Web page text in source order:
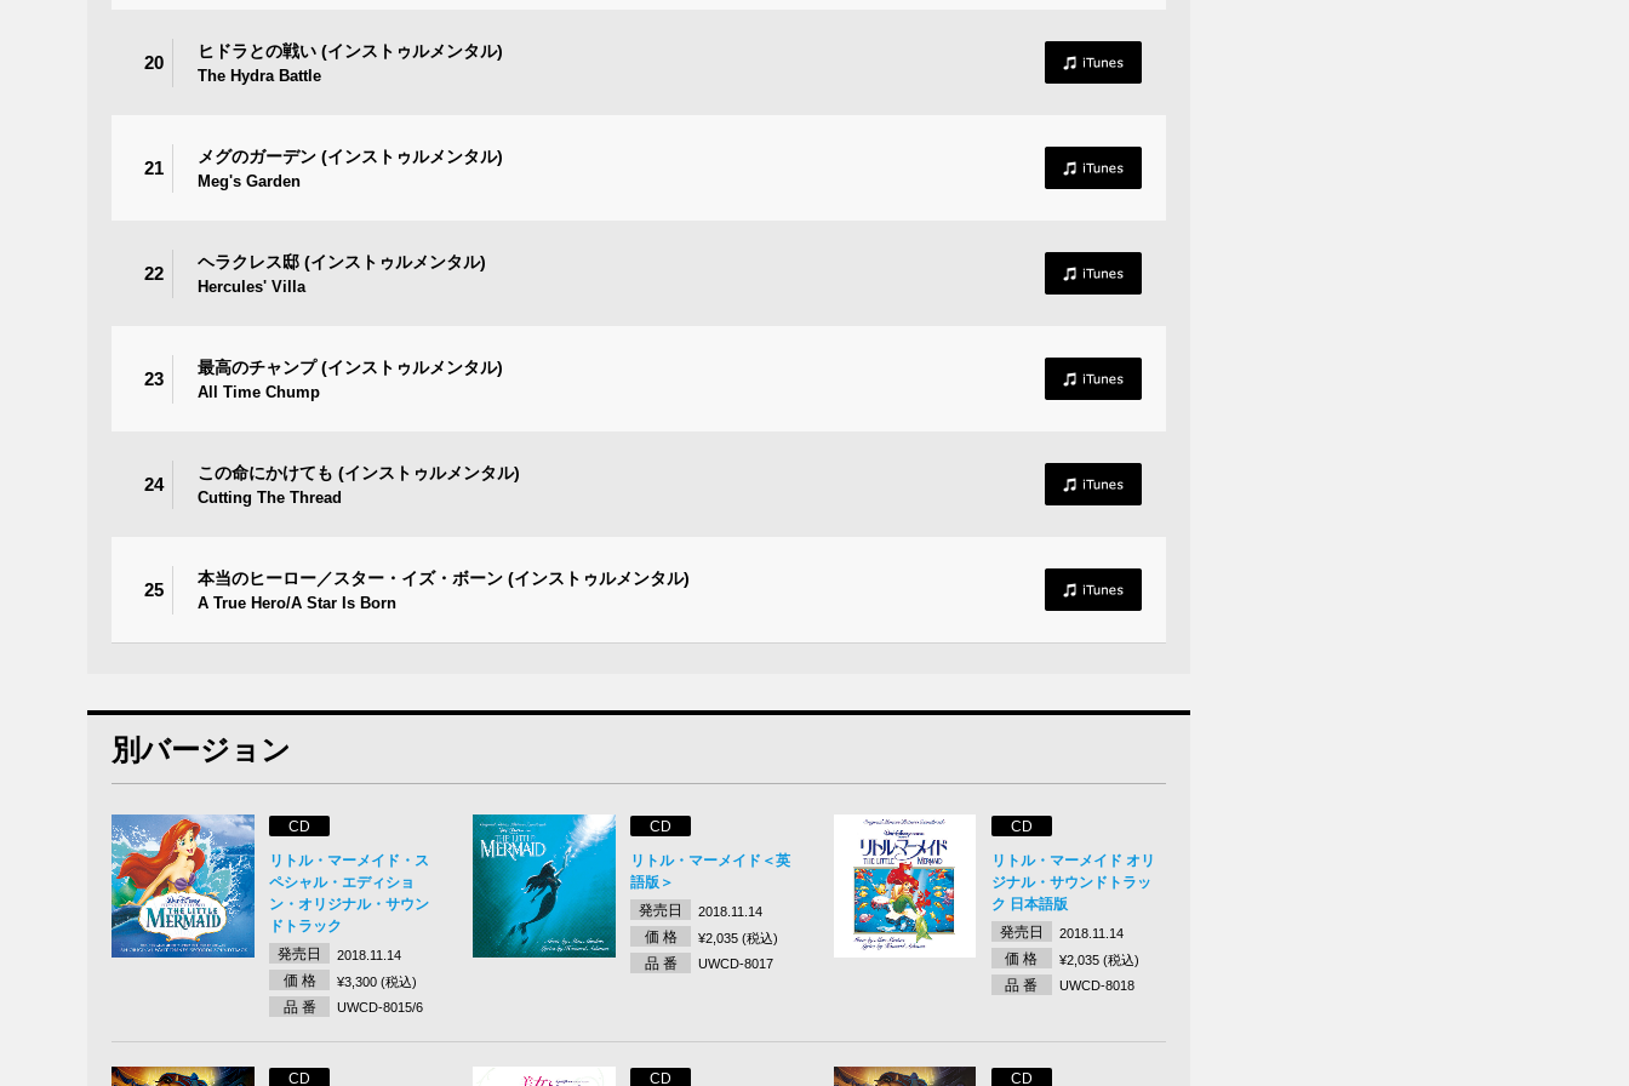
20
ヒドラとの戦い (インストゥルメンタル)
The Hydra Battle
21
メグのガーデン (インストゥルメンタル)
Meg's Garden
22
ヘラクレス邸 (インストゥルメンタル)
Hercules' Villa
23
最高のチャンプ (インストゥルメンタル)
All Time Chump
24
この命にかけても (インストゥルメンタル)
Cutting The Thread
25
本当のヒーロー／スター・イズ・ボーン (インストゥルメンタル)
A True Hero/A Star Is Born
別バージョン
CD
リトル・マーメイド・ス
ペシャル・エディショ
ン・オリジナル・サウン
ドトラック
発売日
2018.11.14
価 格 ¥3,300 (税込)
品 番 UWCD-8015/6
CD
リトル・マーメイド＜英
語版＞
発売日
2018.11.14
価 格 ¥2,035 (税込)
品 番 UWCD-8017
CD
リトル・マーメイド オリ
ジナル・サウンドトラッ
ク 日本語版
発売日
2018.11.14
価 格 ¥2,035 (税込)
品 番 UWCD-8018
CD CD CD